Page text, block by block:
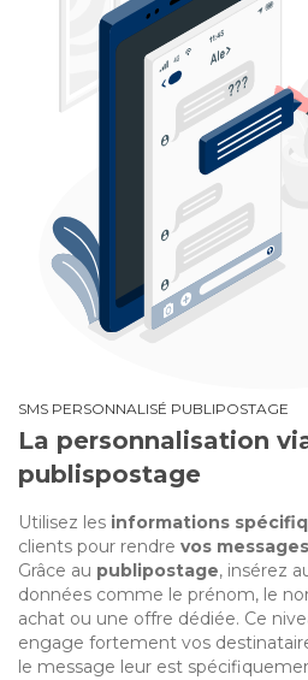
SMS PERSONNALISÉ PUBLIPOSTAGE
La personnalisation
publispostage
Utilisez les informations
clients pour rendre vos
Grâce au publipostage, insérez
données comme le prénom, le
achat ou une offre dédiée. Ce
engage fortement vos
le message leur est